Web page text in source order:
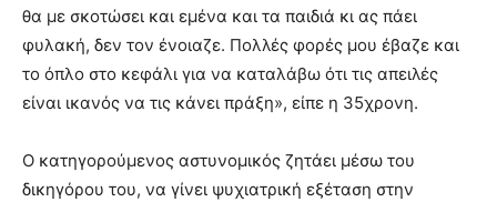
θα με σκοτώσει και εμένα και τα παιδιά κι ας πάει
φυλακή, δεν τον ένοιαζε. Πολλές φορές μου έβαζε και
το όπλο στο κεφάλι για να καταλάβω ότι τις απειλές
είναι ικανός να τις κάνει πράξη», είπε η 35χρονη.
Ο κατηγορούμενος αστυνομικός ζητάει μέσω του
δικηγόρου του, να γίνει ψυχιατρική εξέταση στην